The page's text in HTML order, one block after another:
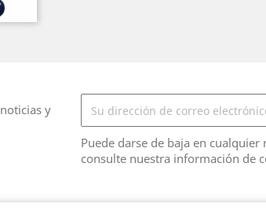
y
Puede darse de baja en
consulte nuestra información de